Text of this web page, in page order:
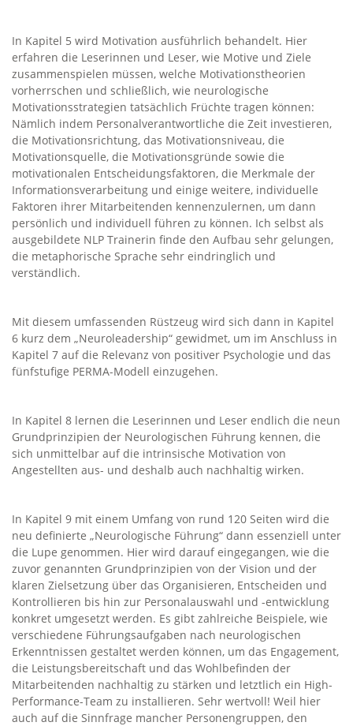
In Kapitel 5 wird Motivation ausführlich behandelt. Hier
erfahren die Leserinnen und Leser, wie Motive und Ziele
zusammenspielen müssen, welche Motivationstheorien
vorherrschen und schließlich, wie neurologische
Motivationsstrategien tatsächlich Früchte tragen können:
Nämlich indem Personalverantwortliche die Zeit investieren,
die Motivationsrichtung, das Motivationsniveau, die
Motivationsquelle, die Motivationsgründe sowie die
motivationalen Entscheidungsfaktoren, die Merkmale der
Informationsverarbeitung und einige weitere, individuelle
Faktoren ihrer Mitarbeitenden kennenzulernen, um dann
persönlich und individuell führen zu können. Ich selbst als
ausgebildete NLP Trainerin finde den Aufbau sehr gelungen,
die metaphorische Sprache sehr eindringlich und
verständlich.
Mit diesem umfassenden Rüstzeug wird sich dann in Kapitel
6 kurz dem „Neuroleadership“ gewidmet, um im Anschluss in
Kapitel 7 auf die Relevanz von positiver Psychologie und das
fünfstufige PERMA-Modell einzugehen.
In Kapitel 8 lernen die Leserinnen und Leser endlich die neun
Grundprinzipien der Neurologischen Führung kennen, die
sich unmittelbar auf die intrinsische Motivation von
Angestellten aus- und deshalb auch nachhaltig wirken.
In Kapitel 9 mit einem Umfang von rund 120 Seiten wird die
neu definierte „Neurologische Führung“ dann essenziell unter
die Lupe genommen. Hier wird darauf eingegangen, wie die
zuvor genannten Grundprinzipien von der Vision und der
klaren Zielsetzung über das Organisieren, Entscheiden und
Kontrollieren bis hin zur Personalauswahl und -entwicklung
konkret umgesetzt werden. Es gibt zahlreiche Beispiele, wie
verschiedene Führungsaufgaben nach neurologischen
Erkenntnissen gestaltet werden können, um das Engagement,
die Leistungsbereitschaft und das Wohlbefinden der
Mitarbeitenden nachhaltig zu stärken und letztlich ein High-
Performance-Team zu installieren. Sehr wertvoll! Weil hier
auch auf die Sinnfrage mancher Personengruppen, den